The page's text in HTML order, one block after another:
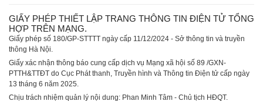
GIẤY PHÉP THIẾT LẬP TRANG THÔNG TIN ĐIỆN TỬ TỔNG
HỢP TRÊN MẠNG.
Giấy phép số 180/GP-STTTT ngày cấp 11/12/2024 - Sở thông tin và truyền
thông Hà Nội.
Giấy xác nhận thông báo cung cấp dịch vụ Mạng xã hội số 89 /GXN-
PTTH&TTĐT do Cục Phát thanh, Truyền hình và Thông tin Điện tử cấp ngày
13 tháng 6 năm 2025.
Chịu trách nhiệm quản lý nội dung: Phan Minh Tâm - Chủ tịch HĐQT.